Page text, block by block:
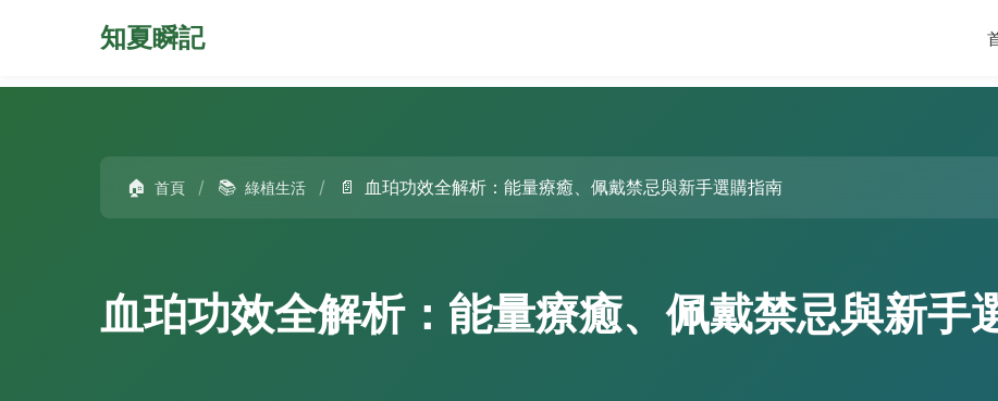
知夏瞬記
🏠 首頁 / 📚 綠植生活 / 📄 血珀功效全解析：能量療癒、佩戴禁忌與新手選購指南
血珀功效全解析：能量療癒、佩戴禁忌與新手